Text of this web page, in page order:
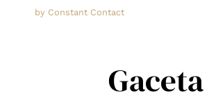
leave
by Constant Contact
Gaceta